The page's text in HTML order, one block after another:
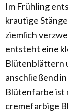
Im Frühling
krautige
ziemlich
entsteht eine
Blütenblättern
anschließend
Blütenfarbe ist
cremefarbige